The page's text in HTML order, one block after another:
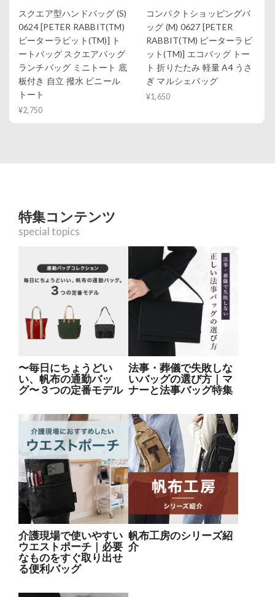
スクエア型ハンドバッグ (S)
0624 [PETER RABBIT(TM)
ピーターラビット(TM)] ト
ートバッグ スクエアバッグ
ランチバッグ ミニトート 底
板付き 自立 撥水 ビニール
トート
¥2,750
コンパクトショッピングバ
ッグ (M) 0627 [PETER
RABBIT(TM) ピーターラビ
ット(TM)] エコバッグ トー
ト 折りたたみ 軽量 A4 うさ
ぎ マルシェバッグ
¥1,650
特集コンテンツ
special topics
〜毎日にちょうどい
い、帆布の通勤バッ
グ〜３つの定番モデル
法事・葬儀で失敗しな
いバッグの選び方｜マ
ナーと法事バッグ特集
介護現場で使いやすい
ウエストポーチ｜必要
なものをすぐ取り出せ
る便利バッグ
帆布工房のシリーズ紹
介